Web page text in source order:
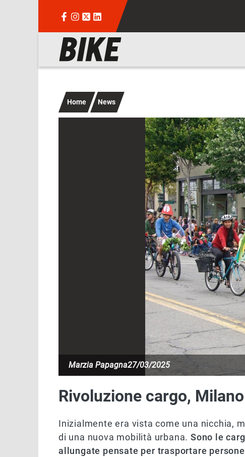
Navigazione principale
Home News
Immagine
Marzia Papagna27/03/2025
Rivoluzione cargo,
Inizialmente era vista come una nicchia,
di una nuova mobilità urbana.Sono le
allungate pensate per trasportare